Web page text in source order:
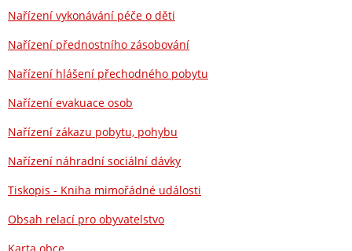
Nařízení vykonávání péče o děti
Nařízení přednostního zásobování
Nařízení hlášení přechodného pobytu
Nařízení evakuace osob
Nařízení zákazu pobytu, pohybu
Nařízení náhradní sociální dávky
Tiskopis - Kniha mimořádné události
Obsah relací pro obyvatelstvo